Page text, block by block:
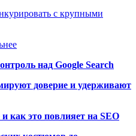
с крупными
над Google Search
доверие и удерживают
как это повлияет на SEO